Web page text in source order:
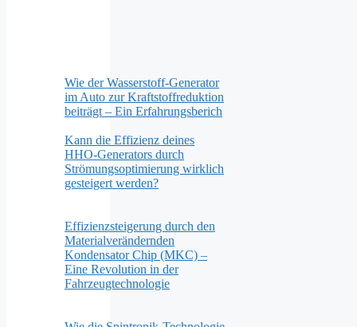
Wie der Wasserstoff-Generator
im Auto zur Kraftstoffreduktion
beiträgt – Ein Erfahrungsberich
Kann die Effizienz deines
HHO-Generators durch
Strömungsoptimierung wirklich
gesteigert werden?
Effizienzsteigerung durch den
Materialverändernden
Kondensator Chip (MKC) –
Eine Revolution in der
Fahrzeugtechnologie